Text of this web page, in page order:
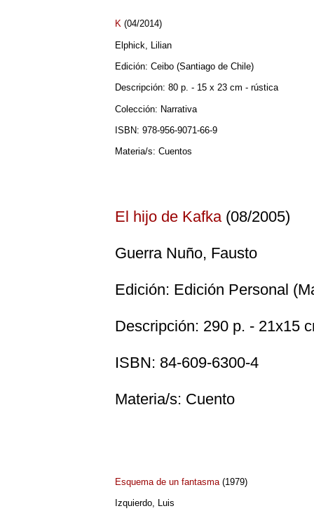
K (04/2014)
Elphick, Lilian
Edición: Ceibo (Santiago de Chile)
Descripción: 80 p. - 15 x 23 cm - rústica
Colección: Narrativa
ISBN: 978-956-9071-66-9
Materia/s: Cuentos
El hijo de Kafka (08/2005)
Guerra Nuño, Fausto
Edición: Edición Personal
Descripción: 290 p. - 21x15
ISBN: 84-609-6300-4
Materia/s: Cuento
Esquema de un fantasma(1979)
Izquierdo, Luis